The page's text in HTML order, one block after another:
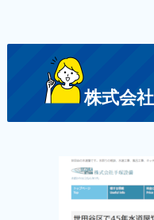
株式会